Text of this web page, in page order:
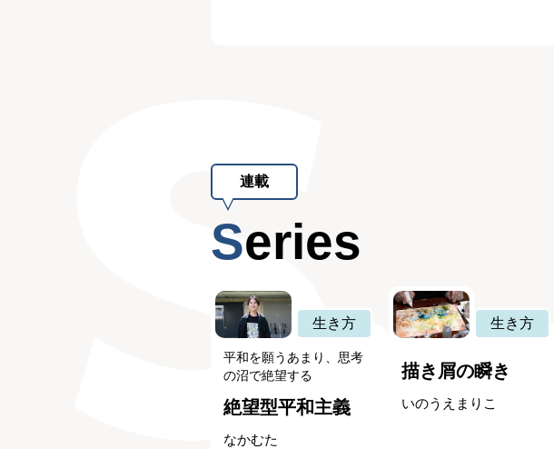
連載
Series
生き方
平和を願うあまり、思考
の沼で絶望する
絶望型平和主義
なかむた
生き方
描き屑の瞬き
いのうえまりこ